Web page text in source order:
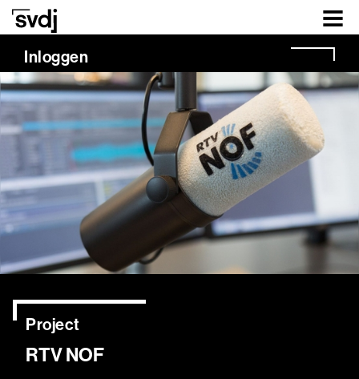
Naar hoofdinhoud
Inloggen
RTV NOF
Project